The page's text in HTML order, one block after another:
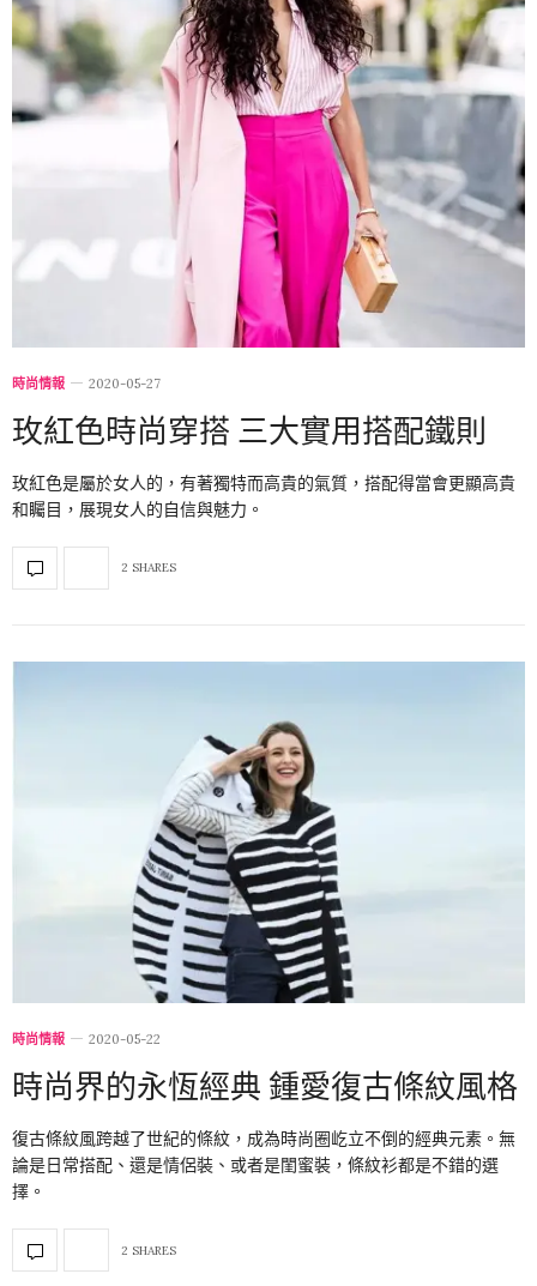
時尚情報 2020-05-27
玫紅色時尚穿搭 三大實用搭配鐵則
玫紅色是屬於女人的，有著獨特而高貴的氣質，搭配得當會更顯高貴
和矚目，展現女人的自信與魅力。
2 SHARES
時尚情報 2020-05-22
時尚界的永恆經典 鍾愛復古條紋風格
復古條紋風跨越了世紀的條紋，成為時尚圈屹立不倒的經典元素。無
論是日常搭配、還是情侶裝、或者是閨蜜裝，條紋衫都是不錯的選
擇。
2 SHARES